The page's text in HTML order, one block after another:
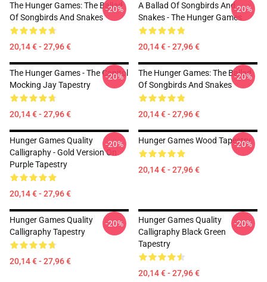
The Hunger Games: The Ballad
Of Songbirds And Snakes
20,14 € - 27,96 €
-20%
A Ballad Of Songbirds And
Snakes - The Hunger Games
20,14 € - 27,96 €
-20%
The Hunger Games - The Capitol
Mocking Jay Tapestry
20,14 € - 27,96 €
-20%
The Hunger Games: The Ballad
Of Songbirds And Snakes
20,14 € - 27,96 €
-20%
Hunger Games Quality
Calligraphy - Gold Version On
Purple Tapestry
20,14 € - 27,96 €
-20% Hunger Games Wood Tapestry
20,14 € - 27,96 €
-20%
Hunger Games Quality
Calligraphy Tapestry
20,14 € - 27,96 €
-20%
Hunger Games Quality
Calligraphy Black Green
Tapestry
20,14 € - 27,96 €
-20%